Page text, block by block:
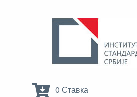
0 Ставка